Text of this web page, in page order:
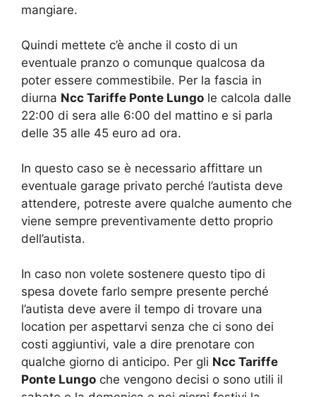
mangiare.
Quindi mettete c’è anche il costo di un
eventuale pranzo o comunque qualcosa da
poter essere commestibile. Per la fascia in
diurna Ncc Tariffe Ponte Lungo le calcola dalle
22:00 di sera alle 6:00 del mattino e si parla
delle 35 alle 45 euro ad ora.
In questo caso se è necessario affittare un
eventuale garage privato perché l’autista deve
attendere, potreste avere qualche aumento che
viene sempre preventivamente detto proprio
dell’autista.
In caso non volete sostenere questo tipo di
spesa dovete farlo sempre presente perché
l’autista deve avere il tempo di trovare una
location per aspettarvi senza che ci sono dei
costi aggiuntivi, vale a dire prenotare con
qualche giorno di anticipo. Per gli Ncc Tariffe
Ponte Lungo che vengono decisi o sono utili il